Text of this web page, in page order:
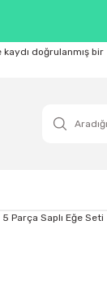
doğrulanmış bir